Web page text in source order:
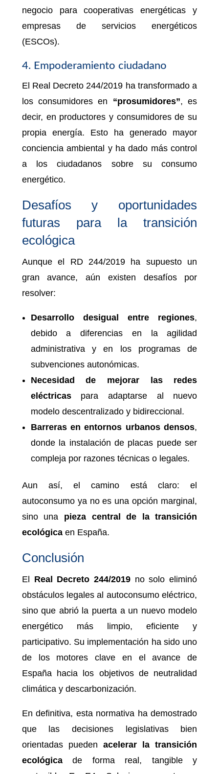
negocio para cooperativas energéticas y
empresas de servicios energéticos
(ESCOs).
4. Empoderamiento ciudadano
El Real Decreto 244/2019 ha transformado a
los consumidores en “prosumidores”, es
decir, en productores y consumidores de su
propia energía. Esto ha generado mayor
conciencia ambiental y ha dado más control
a los ciudadanos sobre su consumo
energético.
Desafíos y oportunidades
futuras para la transición
ecológica
Aunque el RD 244/2019 ha supuesto un
gran avance, aún existen desafíos por
resolver:
Desarrollo desigual entre regiones,
debido a diferencias en la agilidad
administrativa y en los programas de
subvenciones autonómicas.
Necesidad de mejorar las redes
eléctricaspara adaptarse al nuevo
modelo descentralizado y bidireccional.
Barreras en entornos urbanos densos,
donde la instalación de placas puede ser
compleja por razones técnicas o legales.
Aun así, el camino está claro: el
autoconsumo ya no es una opción marginal,
sino una pieza central de la transición
ecológicaen España.
Conclusión
El Real Decreto 244/2019 no solo eliminó
obstáculos legales al autoconsumo eléctrico,
sino que abrió la puerta a un nuevo modelo
energético más limpio, eficiente y
participativo. Su implementación ha sido uno
de los motores clave en el avance de
España hacia los objetivos de neutralidad
climática y descarbonización.
En definitiva, esta normativa ha demostrado
que las decisiones legislativas bien
orientadas pueden acelerar la transición
ecológicade forma real, tangible y